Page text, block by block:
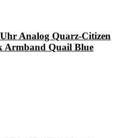
Analog Quarz-Citizen
Armband Quail Blue